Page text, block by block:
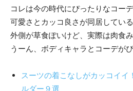
コレは今の時代にぴったりなコー
可愛さとカッコ良さが同居している
外側が草食ぽいけど、実際は肉食
うーん、ボディキャラとコーデが
スーツの着こなしがカッコイイ
ルダー９選